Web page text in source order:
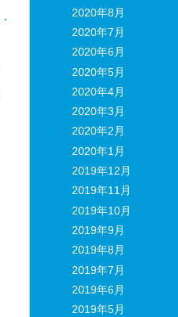
2020年8月
2020年7月
2020年6月
2020年5月
2020年4月
2020年3月
2020年2月
2020年1月
2019年12月
2019年11月
2019年10月
2019年9月
2019年8月
2019年7月
2019年6月
2019年5月